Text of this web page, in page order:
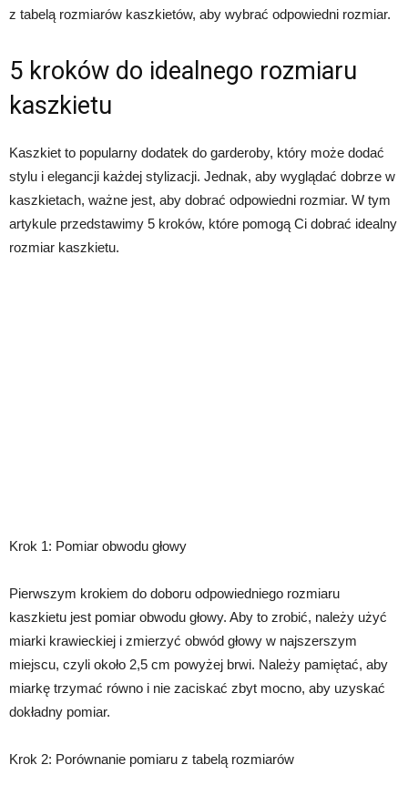
z tabelą rozmiarów kaszkietów, aby wybrać odpowiedni rozmiar.
5 kroków do idealnego rozmiaru
kaszkietu
Kaszkiet to popularny dodatek do garderoby, który może dodać
stylu i elegancji każdej stylizacji. Jednak, aby wyglądać dobrze w
kaszkietach, ważne jest, aby dobrać odpowiedni rozmiar. W tym
artykule przedstawimy 5 kroków, które pomogą Ci dobrać idealny
rozmiar kaszkietu.
Krok 1: Pomiar obwodu głowy
Pierwszym krokiem do doboru odpowiedniego rozmiaru
kaszkietu jest pomiar obwodu głowy. Aby to zrobić, należy użyć
miarki krawieckiej i zmierzyć obwód głowy w najszerszym
miejscu, czyli około 2,5 cm powyżej brwi. Należy pamiętać, aby
miarkę trzymać równo i nie zaciskać zbyt mocno, aby uzyskać
dokładny pomiar.
Krok 2: Porównanie pomiaru z tabelą rozmiarów